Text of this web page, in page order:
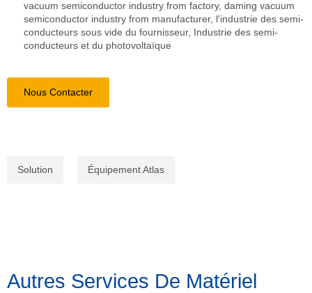
vacuum semiconductor industry from factory, daming vacuum
semiconductor industry from manufacturer, l'industrie des semi-
conducteurs sous vide du fournisseur, Industrie des semi-
conducteurs et du photovoltaïque
Nous Contacter
Solution Équipement Atlas
Autres Services De Matériel